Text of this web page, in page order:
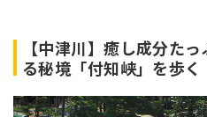
【中津川】癒し成分た
る秘境「付知峡」を歩く